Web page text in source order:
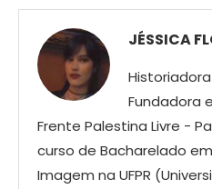
JÉSSICA
Fundadora
Frente Palestina Livre -
curso de Bacharelado
Imagem na UFPR